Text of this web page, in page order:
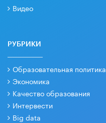
Видео
РУБРИКИ
Образовательная политика
Экономика
Качество образования
Интервести
Big data